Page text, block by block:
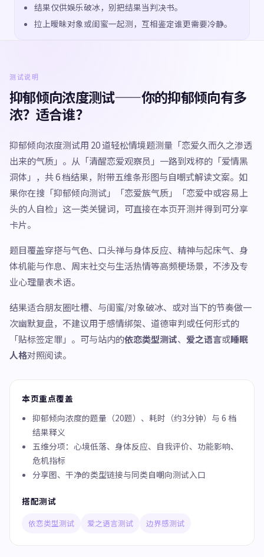
结果仅供娱乐破冰，别把结果当判决书。
拉上暧昧对象或闺蜜一起测，互相鉴定谁更需要冷静。
测试说明
抑郁倾向浓度测试——你的抑郁倾向有多
浓？适合谁？
抑郁倾向浓度测试用 20 道轻松情境题测量「恋爱久而久之渗透
出来的气质」。从「清醒恋爱观察员」一路到戏称的「爱情黑
洞体」，共 6 档结果，附带五维条形图与自嘲式解读文案。如
果你在搜「抑郁倾向测试」「恋爱族气质」「恋爱中或容易上
头的人自检」这一类关键词，可直接在本页开测并得到可分享
卡片。
题目覆盖穿搭与气色、口头禅与身体反应、精神与起床气、身
体机能与作息、周末社交与生活热情等高频梗场景，不涉及专
业心理量表术语。
结果适合朋友圈吐槽、与闺蜜/对象破冰、或对当下的节奏做一
次幽默复盘，不建议用于感情绑架、道德审判或任何形式的
「贴标签定罪」。可与站内的依恋类型测试、 爱之语言或睡眠
人格对照阅读。
本页重点覆盖
抑郁倾向浓度的题量（20题）、耗时（约3分钟）与 6 档
结果释义
五维分项：心境低落、身体反应、自我评价、功能影响、
危机指标
分享图、干净的类型链接与同类自嘲向测试入口
搭配测试
依恋类型测试 爱之语言测试 边界感测试